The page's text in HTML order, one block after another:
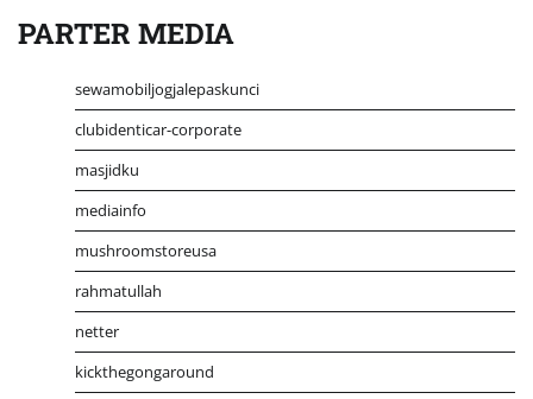
PARTER MEDIA
sewamobiljogjalepaskunci
clubidenticar-corporate
masjidku
mediainfo
mushroomstoreusa
rahmatullah
netter
kickthegongaround